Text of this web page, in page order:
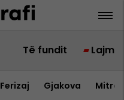
Të fundit Lajme
Ferizaj Gjakova